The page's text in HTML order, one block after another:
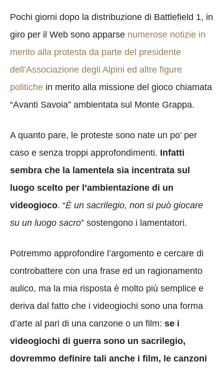
Pochi giorni dopo la distribuzione di Battlefield 1, in
giro per il Web sono apparse numerose notizie in
merito alla protesta da parte del presidente
dell’Associazione degli Alpini ed altre figure
politiche in merito alla missione del gioco chiamata
“Avanti Savoia” ambientata sul Monte Grappa.
A quanto pare, le proteste sono nate un po’ per
caso e senza troppi approfondimenti. Infatti
sembra che la lamentela sia incentrata sul
luogo scelto per l’ambientazione di un
videogioco. “È un sacrilegio, non si può giocare
su un luogo sacro” sostengono i lamentatori.
Potremmo approfondire l’argomento e cercare di
controbattere con una frase ed un ragionamento
aulico, ma la mia risposta è molto più semplice e
deriva dal fatto che i videogiochi sono una forma
d’arte al pari di una canzone o un film: se i
videogiochi di guerra sono un sacrilegio,
dovremmo definire tali anche i film, le canzoni